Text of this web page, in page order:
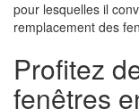
pour lesquelles il
remplacement des
Profitez
fenêtres